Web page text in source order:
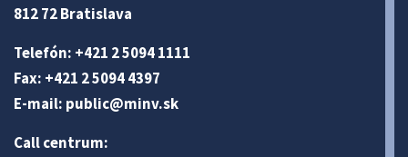
812 72 Bratislava
Telefón: +421 2 5094 1111
Fax: +421 2 5094 4397
E-mail: public@minv.sk
Call centrum: